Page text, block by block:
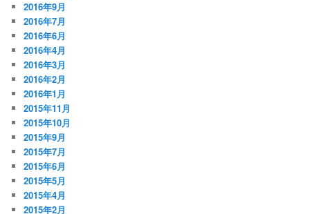
2016年9月
2016年7月
2016年6月
2016年4月
2016年3月
2016年2月
2016年1月
2015年11月
2015年10月
2015年9月
2015年7月
2015年6月
2015年5月
2015年4月
2015年2月